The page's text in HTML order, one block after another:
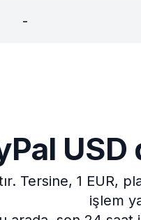
-
Tersine, 1 EUR,
işlem